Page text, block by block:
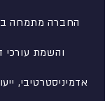
החברה מתמחה
והשמת עורכי
אדמיניסטרטיבי,